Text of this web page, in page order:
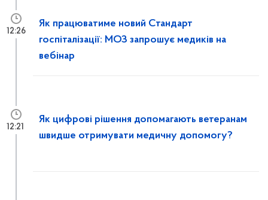
Як працюватиме новий Стандарт
госпіталізації: МОЗ запрошує медиків на
вебінар
12:26
Як цифрові рішення допомагають ветеранам
швидше отримувати медичну допомогу?
12:21